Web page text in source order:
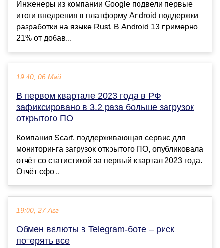
Инженеры из компании Google подвели первые
итоги внедрения в платформу Android поддержки
разработки на языке Rust. В Android 13 примерно
21% от добав...
19:40, 06 Май
В первом квартале 2023 года в РФ
зафиксировано в 3.2 раза больше загрузок
открытого ПО
Компания Scarf, поддерживающая сервис для
мониторинга загрузок открытого ПО, опубликовала
отчёт со статистикой за первый квартал 2023 года.
Отчёт сфо...
19:00, 27 Авг
Обмен валюты в Telegram-боте – риск
потерять все